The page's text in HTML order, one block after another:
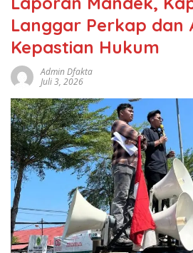
Langgar Perkap dan
Kepastian Hukum
Admin Dfakta
Juli 3, 2026